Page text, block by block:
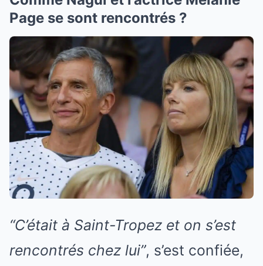
Page se sont rencontrés ?
“C’était à Saint-Tropez et on s’est
rencontrés chez lui”, s’est confiée,